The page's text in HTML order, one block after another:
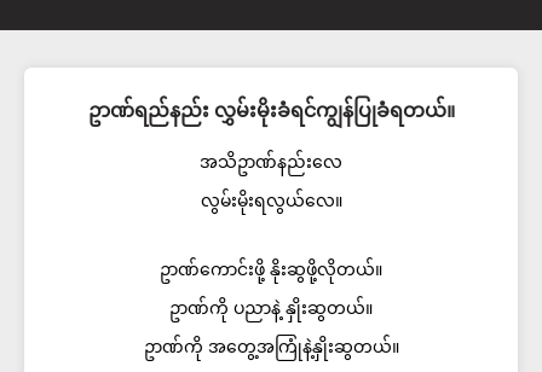
ဥာဏ်ရည်နည်း လွှမ်းမိုးခံရင်ကျွန်ပြုခံရတယ်။
အသိဥာဏ်နည်းလေ
လွမ်းမိုးရလွယ်လေ။
ဥာဏ်ကောင်းဖို့ နိုးဆွဖို့လိုတယ်။
ဥာဏ်ကို ပညာနဲ့ နှိုးဆွတယ်။
ဥာဏ်ကို အတွေ့အကြုံနဲ့နှိုးဆွတယ်။